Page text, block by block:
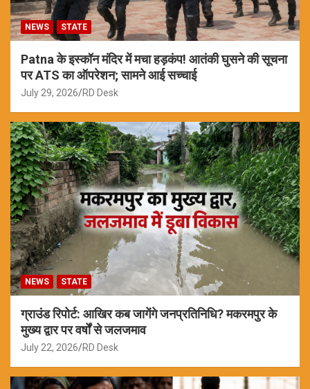
NEWS STATE
Patna के इस्कॉन मंदिर में मचा हड़कंप! आतंकी घुसने की सूचना
पर ATS का ऑपरेशन; सामने आई सच्चाई
July 29, 2026 RD Desk
NEWS STATE
ग्राउंड रिपोर्ट: आखिर कब जागेंगे जनप्रतिनिधि? मकरमपुर के
मुख्य द्वार पर वर्षों से जलजमाव
July 22, 2026 RD Desk